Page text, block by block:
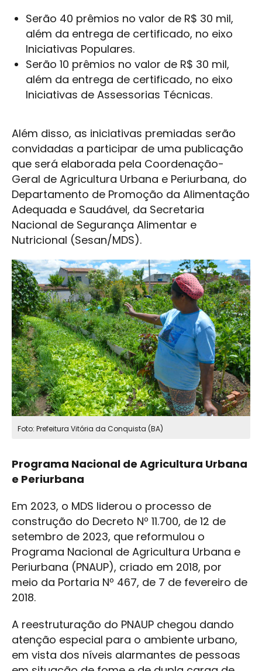
Serão 40 prêmios no valor de R$ 30 mil,
além da entrega de certificado, no eixo
Iniciativas Populares.
Serão 10 prêmios no valor de R$ 30 mil,
além da entrega de certificado, no eixo
Iniciativas de Assessorias Técnicas.
Além disso, as iniciativas premiadas serão
convidadas a participar de uma publicação
que será elaborada pela Coordenação-
Geral de Agricultura Urbana e Periurbana, do
Departamento de Promoção da Alimentação
Adequada e Saudável, da Secretaria
Nacional de Segurança Alimentar e
Nutricional (Sesan/MDS).
Foto: Prefeitura Vitória da Conquista (BA)
Programa Nacional de Agricultura Urbana
e Periurbana
Em 2023, o MDS liderou o processo de
construção do Decreto Nº 11.700, de 12 de
setembro de 2023, que reformulou o
Programa Nacional de Agricultura Urbana e
Periurbana (PNAUP), criado em 2018, por
meio da Portaria Nº 467, de 7 de fevereiro de
2018.
A reestruturação do PNAUP chegou dando
atenção especial para o ambiente urbano,
em vista dos níveis alarmantes de pessoas